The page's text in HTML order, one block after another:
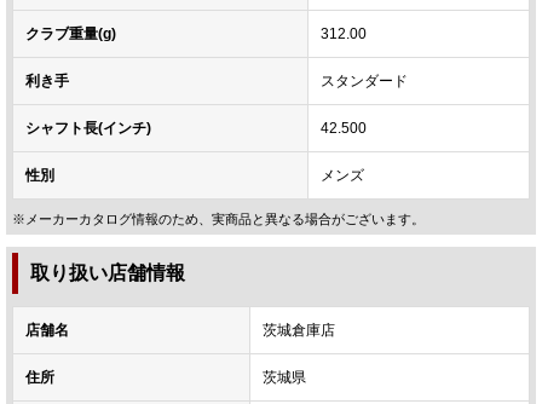
クラブ重量(g) 312.00
利き手 スタンダード
シャフト長(インチ) 42.500
性別 メンズ
※メーカーカタログ情報のため、実商品と異なる場合がございます。
取り扱い店舗情報
店舗名 茨城倉庫店
住所 茨城県